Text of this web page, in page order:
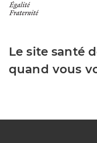
Le site santé
quand vous